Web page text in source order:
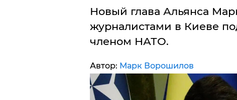
Новый глава Альянса
журналистами в Киеве
членом НАТО.
Автор: Марк Ворошилов